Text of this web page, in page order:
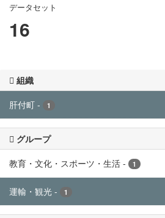
データセット
16
組織
肝付町 - 1
グループ
教育・文化・スポーツ・生活 - 1
運輸・観光 - 1